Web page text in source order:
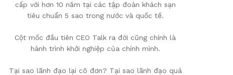
cấp với hơn 10 năm tại các tập đoàn khách sạn
tiêu chuẩn 5 sao trong nước và quốc tế.
Cột mốc đầu tiên CEO Talk ra đời cũng chính là
hành trình khởi nghiệp của chính mình.
Tại sao lãnh đạo lại cô đơn? Tại sao lãnh đạo quá